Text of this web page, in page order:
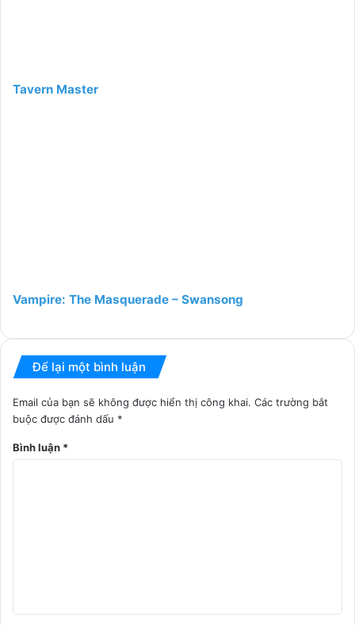
Tavern Master
Vampire: The Masquerade – Swansong
Để lại một bình luận
Email của bạn sẽ không được hiển thị công khai. Các trường bắt
buộc được đánh dấu *
Bình luận *